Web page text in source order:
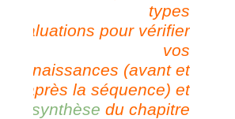
types
pour vérifier
vos
connaissances (avant et
après la séquence) et
synthèse du chapitre.